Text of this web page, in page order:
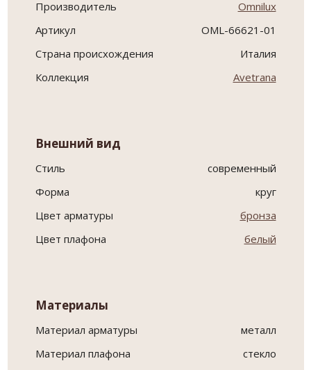
Производитель
Omnilux
Артикул
OML-66621-01
Страна происхождения
Италия
Коллекция
Avetrana
Внешний вид
Стиль
современный
Форма
круг
Цвет арматуры
бронза
Цвет плафона
белый
Материалы
Материал арматуры
металл
Материал плафона
стекло